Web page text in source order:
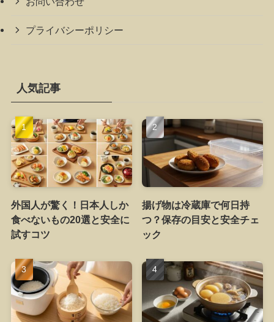
プライバシーポリシー
人気記事
外国人が驚く！日本人しか
食べないもの20選と安全に
試すコツ
揚げ物は冷蔵庫で何日持
つ？保存の目安と安全チェ
ック